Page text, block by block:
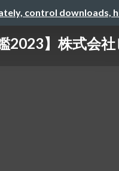
control downloads,
2023】株式会